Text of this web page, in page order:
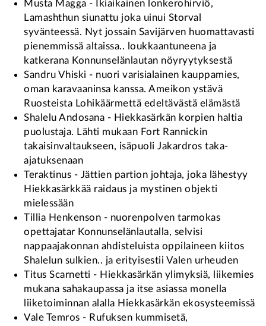
Musta Magga - Ikiaikainen lonkerohirviö,
Lamashthun siunattu joka uinui Storval
syvänteessä. Nyt jossain Savijärven huomattavasti
pienemmissä altaissa.. loukkaantuneena ja
katkerana Konnunselänlautan nöyryytyksestä
Sandru Vhiski - nuori varisialainen kauppamies,
oman karavaaninsa kanssa. Ameikon ystävä
Ruosteista Lohikäärmettä edeltävästä elämästä
Shalelu Andosana - Hiekkasärkän korpien haltia
puolustaja. Lähti mukaan Fort Rannickin
takaisinvaltaukseen, isäpuoli Jakardros taka-
ajatuksenaan
Teraktinus - Jättien partion johtaja, joka lähestyy
Hiekkasärkkää raidaus ja mystinen objekti
mielessään
Tillia Henkenson - nuorenpolven tarmokas
opettajatar Konnunselänlautalla, selvisi
nappaajakonnan ahdisteluista oppilaineen kiitos
Shalelun sulkien.. ja erityisestii Valen urheuden
Titus Scarnetti - Hiekkasärkän ylimyksiä, liikemies
mukana sahakaupassa ja itse asiassa monella
liiketoiminnan alalla Hiekkasärkän ekosysteemissä
Vale Temros - Rufuksen kummisetä,